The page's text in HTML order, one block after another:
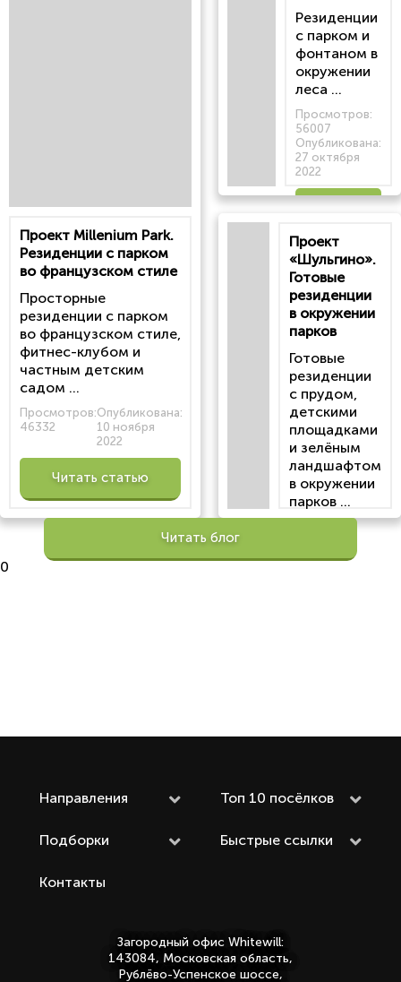
Проект Millenium Park.
Резиденции с парком
во французском стиле
Просторные
резиденции с парком
во французском стиле,
фитнес-клубом и
частным детским
садом ...
Просмотров:
46332
Опубликована:
10 ноября
2022
Читать статью
Резиденции
с парком и
фонтаном в
окружении
леса ...
Просмотров:
56007
Опубликована:
27 октября
2022
статью
Проект
«Шульгино».
Готовые
резиденции
в окружении
парков
Готовые
резиденции
с прудом,
детскими
площадками
и зелёным
ландшафтом
в окружении
парков ...
Просмотров:
Опубликована:
Читать блог
0
Направления Топ 10 посёлков
Подборки Быстрые ссылки
Контакты
Загородный офис Whitewill:
143084, Московская область,
Рублёво-Успенское шоссе,